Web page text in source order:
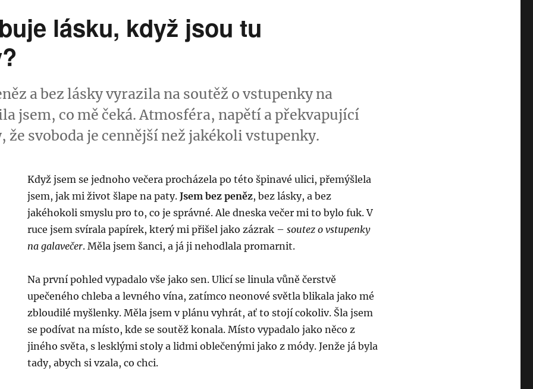
lásku, když jsou tu
a bez lásky vyrazila na soutěž o vstupenky na
jsem, co mě čeká. Atmosféra, napětí a překvapující
že svoboda je cennější než jakékoli vstupenky.
Když jsem se jednoho večera procházela po této špinavé ulici, přemýšlela
jsem, jak mi život šlape na paty.Jsem bez peněz, bez lásky, a bez
jakéhokoli smyslu pro to, co je správné. Ale dneska večer mi to bylo fuk. V
ruce jsem svírala papírek, který mi přišel jako zázrak –soutez o vstupenky
na galavečer. Měla jsem šanci, a já ji nehodlala promarnit.
Na první pohled vypadalo vše jako sen. Ulicí se linula vůně čerstvě
upečeného chleba a levného vína, zatímco neonové světla blikala jako mé
zbloudilé myšlenky. Měla jsem v plánu vyhrát, ať to stojí cokoliv. Šla jsem
se podívat na místo, kde se soutěž konala. Místo vypadalo jako něco z
jiného světa, s lesklými stoly a lidmi oblečenými jako z módy. Jenže já byla
tady, abych si vzala, co chci.